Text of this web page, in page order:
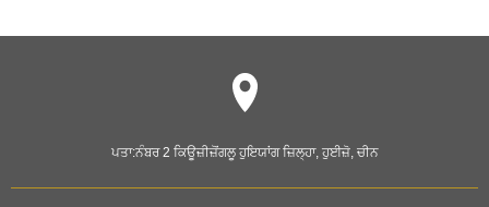
ਪਤਾ:ਨੰਬਰ 2 ਕਿਊਜ਼ੀਜ਼ੋਂਗਲੂ ਹੁਇਯਾਂਗ ਜ਼ਿਲ੍ਹਾ, ਹੁਈਜ਼ੋ, ਚੀਨ